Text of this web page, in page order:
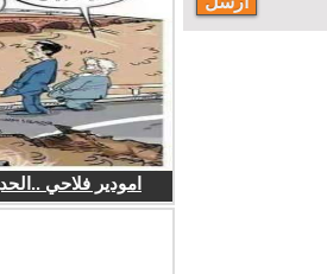
امودير فلاحي